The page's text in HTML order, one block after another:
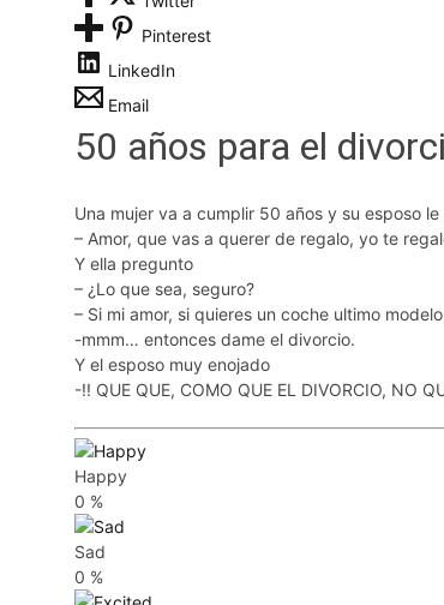
Pinterest
LinkedIn
Email
50 años para el
Una mujer va a cumplir 50 años y su esposo le
– Amor, que vas a querer de regalo, yo te
Y ella pregunto
– ¿Lo que sea, seguro?
– Si mi amor, si quieres un coche ultimo
-mmm… entonces dame el divorcio.
Y el esposo muy enojado
-!! QUE QUE, COMO QUE EL DIVORCIO, NO
Happy
0 %
Sad
0 %